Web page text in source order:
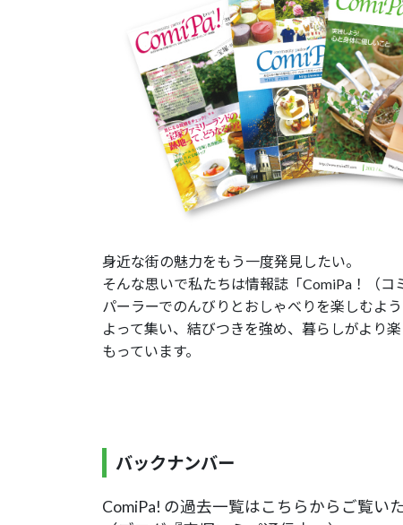
身近な街の魅力をもう一度発見したい。
そんな思いで私たちは情報誌「ComiPa！（コ
パーラーでのんびりとおしゃべりを楽しむよ
よって集い、結びつきを強め、暮らしがより
もっています。
バックナンバー
ComiPa! の過去一覧はこちらからご覧いた